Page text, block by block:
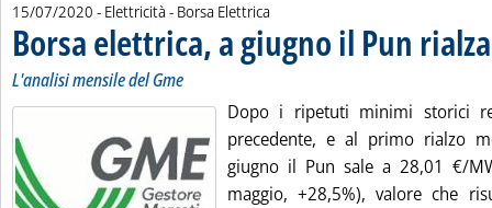
15/07/2020 - Elettricità - Borsa Elettrica
Borsa elettrica, a giugno il Pun
L'analisi mensile del Gme
Dopo i ripetuti minimi storici
precedente, e al primo rialzo
giugno il Pun sale a 28,01 €/
maggio, +28,5%), valore che